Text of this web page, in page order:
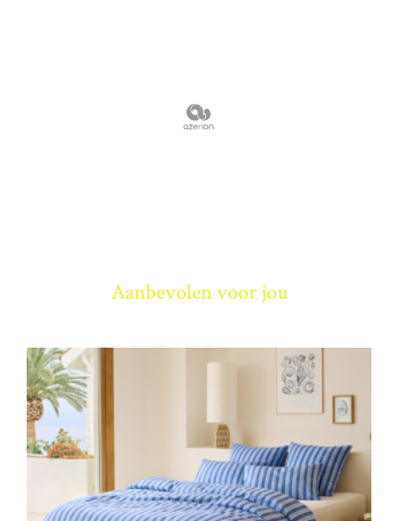
Aanbevolen voor jou